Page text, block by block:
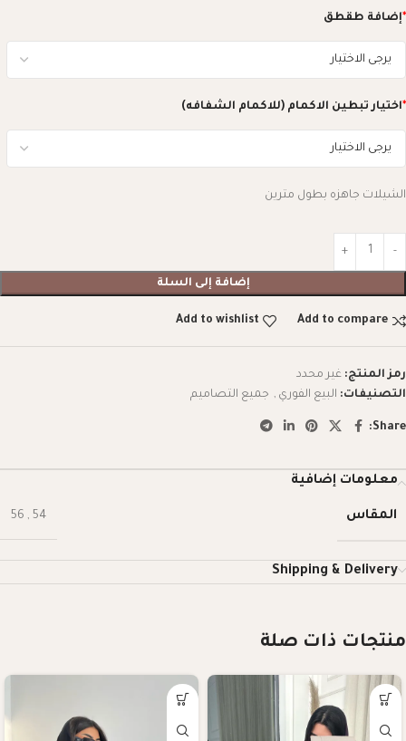
*إضافة طقطق
*اختيار تبطين الاكمام (للاكمام الشفافه)
الشيلات جاهزه بطول مترين
إضافة إلى السلة
Add to compare
Add to wishlist
رمز المنتج: غير محدد
التصنيفات: البيع الفوري , جميع التصاميم
Share:
معلومات إضافية
المقاس 54
,
56
Shipping & Delivery
منتجات ذات صلة